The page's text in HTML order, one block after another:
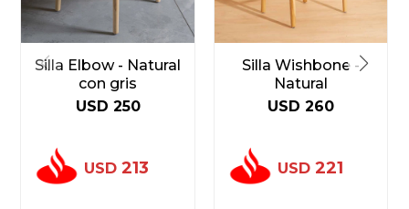
Silla Elbow - Natural
con gris
USD 250
USD 213
Silla Wishbone -
Natural
USD 260
USD 221